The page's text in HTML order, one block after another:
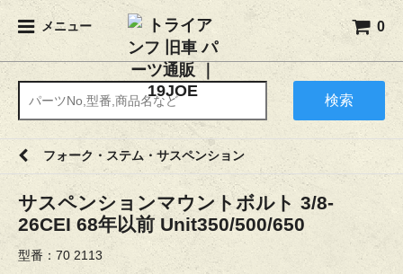
メニュー 0
検索
フォーク・ステム・サスペンション
サスペンションマウントボルト 3/8-
26CEI 68年以前 Unit350/500/650
型番：70 2113